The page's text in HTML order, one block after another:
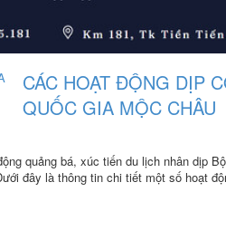
CÁC HOẠT ĐỘNG DỊP
QUỐC GIA MỘC CHÂU
quảng bá, xúc tiến du lịch nhân dịp
đây là thông tin chi tiết một số hoạt